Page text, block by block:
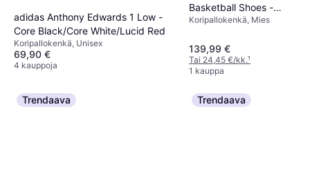
adidas Anthony Edwards 1 Low -
Core Black/Core White/Lucid Red
Koripallokenkä, Unisex
69,90 €
4 kauppoja
Basketball Shoes -
Orange
Koripallokenkä, Mies
139,99 €
Tai 24,45 €/kk.¹
1 kauppa
Trendaava Trendaava